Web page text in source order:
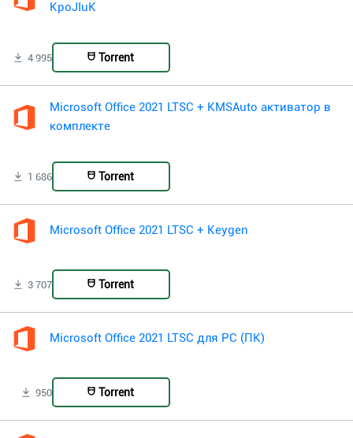
KpoJIuK
4 995 Torrent
Microsoft Office 2021 LTSC + KMSAuto активатор в
комплекте
1 686 Torrent
Microsoft Office 2021 LTSC + Keygen
3 707 Torrent
Microsoft Office 2021 LTSC для PC (ПК)
950 Torrent